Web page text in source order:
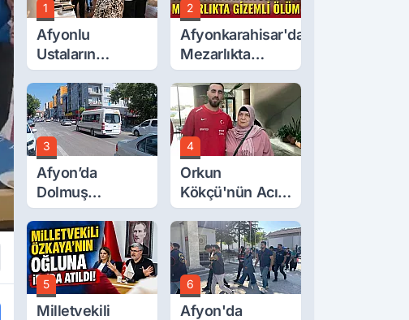
1
Afyonlu
Ustaların
Eserleri
Görücüye Çıktı
2
Afyonkarahisar'da
Mezarlıkta
Gizemli Ölüm
3
Afyon’da
Dolmuş
Ücretlerine
Yüzde 40 Zam
Talebi
4
Orkun
Kökçü'nün Acı
Günü... Cenaze
Namazı
Emirdağ'da
5
Milletvekili
6
Afyon'da